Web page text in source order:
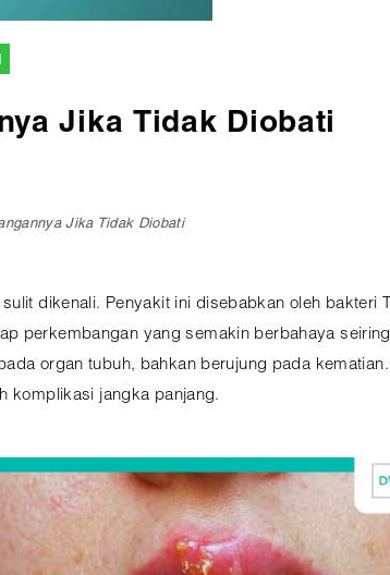
Jika Tidak Diobati
Jika Tidak Diobati
dikenali. Penyakit ini disebabkan oleh bakteri
perkembangan yang semakin berbahaya
organ tubuh, bahkan berujung pada
komplikasi jangka panjang.